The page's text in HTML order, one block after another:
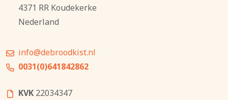
4371 RR Koudekerke
Nederland
info@debroodkist.nl
0031(0)641842862
KVK 22034347